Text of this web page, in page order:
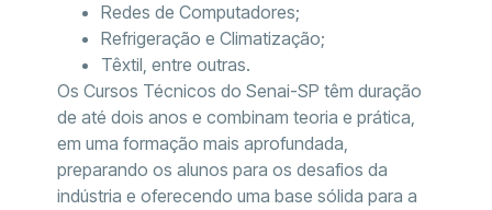
Redes de Computadores;
Refrigeração e Climatização;
Têxtil, entre outras.
Os Cursos Técnicos do Senai-SP têm duração
de até dois anos e combinam teoria e prática,
em uma formação mais aprofundada,
preparando os alunos para os desafios da
indústria e oferecendo uma base sólida para a